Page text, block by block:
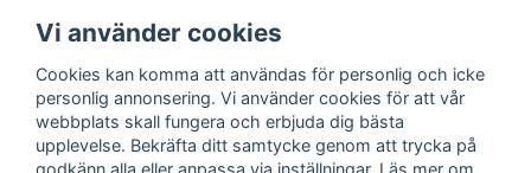
Följ oss:
Instagram
Facebook
TikTok
Vi levererar:
Snabba leveranser
Trygga köp
Fri frakt över 499:-
Trevlig kundtjänst
Vi använder cookies
Cookies kan komma att användas för personlig och icke
personlig annonsering. Vi använder cookies för att vår
webbplats skall fungera och erbjuda dig bästa
upplevelse. Bekräfta ditt samtycke genom att trycka på
godkänn alla eller anpassa via inställningar. Läs mer om